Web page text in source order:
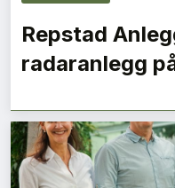
Repstad
radaranlegg